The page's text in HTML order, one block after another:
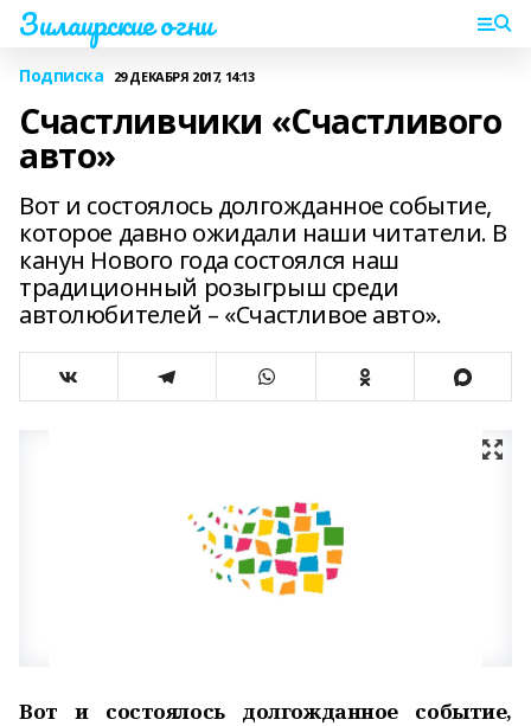
Зилаирские огни
Подписка 29 ДЕКАБРЯ 2017, 14:13
Счастливчики «Счастливого
авто»
Вот и состоялось долгожданное событие,
которое давно ожидали наши читатели. В
канун Нового года состоялся наш
традиционный розыгрыш среди
автолюбителей – «Счастливое авто».
Вот и состоялось долгожданное событие,